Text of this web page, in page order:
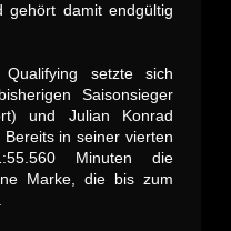
gehört damit endgültig
setzte sich
Saisonsieger
und Julian Konrad
in seiner vierten
Minuten die
Marke, die bis zum